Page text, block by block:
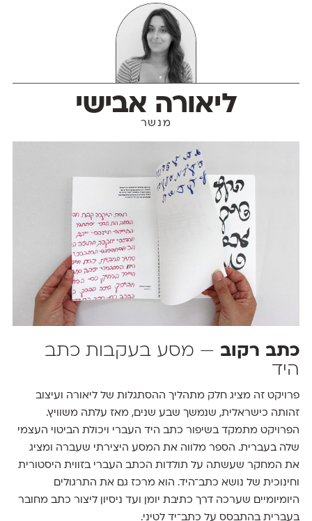
ליאורה אבישי
מנשר
כתב רקוב — מסע בעקבות כתב
היד
פרויקט זה מציג חלק מתהליך ההסתגלות של ליאורה ועיצוב
זהותה כישראלית, שנמשך שבע שנים, מאז עלתה משוויץ.
הפרויקט מתמקד בשיפור כתב היד העברי ויכולת הביטוי העצמי
שלה בעברית. הספר מלווה את המסע היצירתי שעברה ומציג
את המחקר שעשתה על תולדות הכתב העברי בזווית היסטורית
וחינוכית של נושא כתב־היד. הוא מרכז גם את התרגולים
היומיומיים שערכה דרך כתיבת יומן ועד ניסיון ליצור כתב מחובר
בעברית בהתבסס על כתב־יד לטיני.